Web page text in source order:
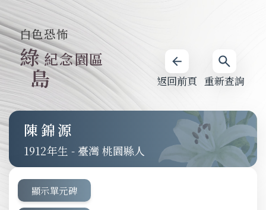
重新查詢
返回前頁
白色恐怖
綠
島
紀念園區
陳錦源
1912 - 臺灣 桃園縣人
顯示單元碑